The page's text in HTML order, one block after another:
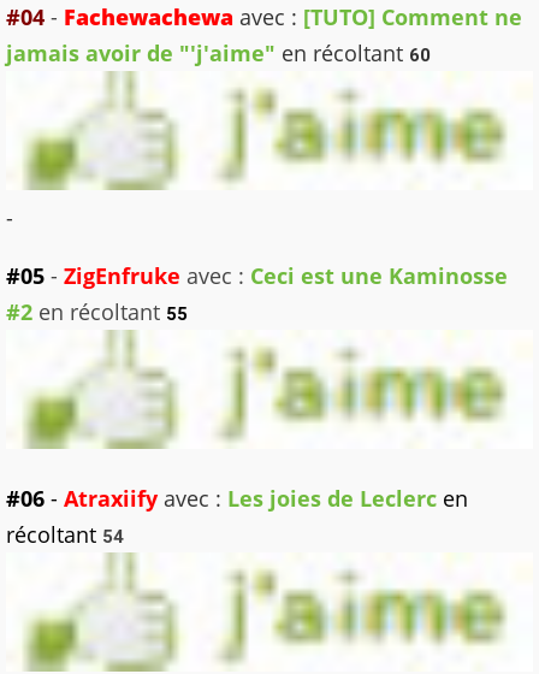
#04 - Fachewachewa avec : [TUTO] Comment ne
jamais avoir de "'j'aime" en récoltant 60
-
#05 - ZigEnfruke avec : Ceci est une Kaminosse
#2 en récoltant 55
#06 - Atraxiify avec : Les joies de Leclerc en
récoltant 54